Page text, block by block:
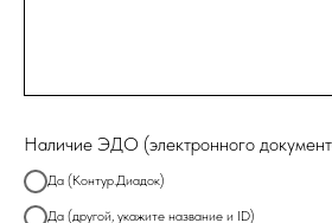
Наличие ЭДО (электронного
Да (Контур.Диадок)
Да (другой, укажите название и ID)